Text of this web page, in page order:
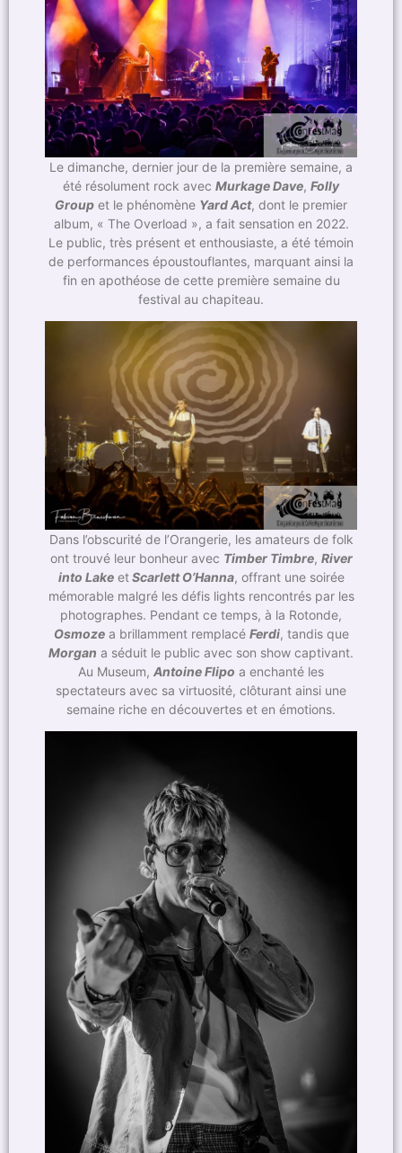
Le dimanche, dernier jour de la première semaine, a
été résolument rock avec Murkage Dave, Folly
Group et le phénomène Yard Act, dont le premier
album, « The Overload », a fait sensation en 2022.
Le public, très présent et enthousiaste, a été témoin
de performances époustouflantes, marquant ainsi la
fin en apothéose de cette première semaine du
festival au chapiteau.
Dans l’obscurité de l’Orangerie, les amateurs de folk
ont trouvé leur bonheur avec Timber Timbre, River
into LakeetScarlett O’Hanna, offrant une soirée
mémorable malgré les défis lights rencontrés par les
photographes. Pendant ce temps, à la Rotonde,
Osmozea brillamment remplacé Ferdi, tandis que
Morgan a séduit le public avec son show captivant.
Au Museum, Antoine Flipo a enchanté les
spectateurs avec sa virtuosité, clôturant ainsi une
semaine riche en découvertes et en émotions.